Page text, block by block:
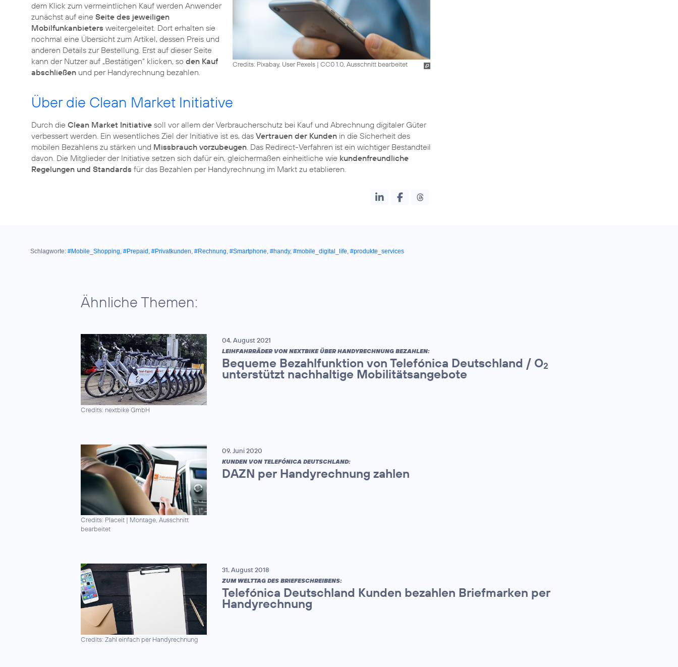
Credits: Pixabay, User Pexels| CC0 1.0, Ausschnitt bearbeitet
dem Klick zum vermeintlichen Kauf werden Anwender
zunächst auf eine Seite des jeweiligen
Mobilfunkanbieters weitergeleitet. Dort erhalten sie
nochmal eine Übersicht zum Artikel, dessen Preis und
anderen Details zur Bestellung. Erst auf dieser Seite
kann der Nutzer auf „Bestätigen“ klicken, so den Kauf
abschließen und per Handyrechnung bezahlen.
Über die Clean Market Initiative
Durch die Clean Market Initiative soll vor allem der Verbraucherschutz bei Kauf und Abrechnung digitaler Güter
verbessert werden. Ein wesentliches Ziel der Initiative ist es, das Vertrauen der Kunden in die Sicherheit des
mobilen Bezahlens zu stärken und Missbrauch vorzubeugen. Das Redirect-Verfahren ist ein wichtiger Bestandteil
davon. Die Mitglieder der Initiative setzen sich dafür ein, gleichermaßen einheitliche wie kundenfreundliche
Regelungen und Standards für das Bezahlen per Handyrechnung im Markt zu etablieren.
Schlagworte: #Mobile_Shopping, #Prepaid , #Privatkunden, #Rechnung, #Smartphone, #handy, #mobile_digital_life, #produkte_services
Ähnliche Themen:
Credits: nextbike GmbH
04. August 2021
LEIHFAHRRÄDER VON NEXTBIKE ÜBER HANDYRECHNUNG BEZAHLEN:
Bequeme Bezahlfunktion von Telefónica Deutschland / O2
unterstützt nachhaltige Mobilitätsangebote
Credits: Placeit | Montage, Ausschnitt
bearbeitet
09. Juni 2020
KUNDEN VON TELEFÓNICA DEUTSCHLAND:
DAZN per Handyrechnung zahlen
Credits: Zahl einfach per Handyrechnung
31. August 2018
ZUM WELTTAG DES BRIEFESCHREIBENS:
Telefónica Deutschland Kunden bezahlen Briefmarken per
Handyrechnung